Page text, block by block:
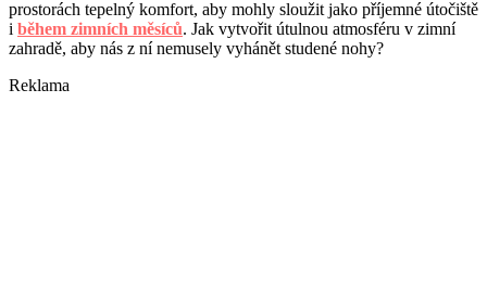
prostorách tepelný komfort, aby mohly sloužit jako příjemné útočiště
i během zimních měsíců. Jak vytvořit útulnou atmosféru v zimní
zahradě, aby nás z ní nemusely vyhánět studené nohy?
Reklama